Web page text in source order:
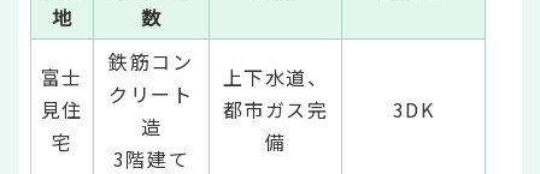
地
数
富士
見住
宅
鉄筋コン
クリート
造
3階建て
上下水道、
都市ガス完
備
3DK